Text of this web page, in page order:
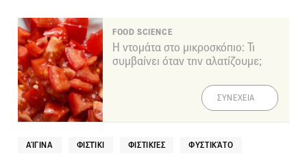
FOOD SCIENCE
Η ντομάτα στο μικροσκόπιο: Τι
συμβαίνει όταν την αλατίζουμε;
ΣΥΝΕΧΕΙΑ
ΑΊΓΙΝΑ ΦΙΣΤΊΚΙ ΦΙΣΤΙΚΙΈΣ ΦΥΣΤΙΚΆΤΟ